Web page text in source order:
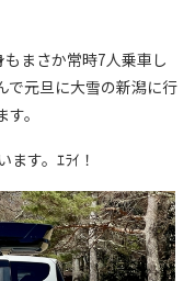
まさか常時7人乗車し
で元旦に大雪の新潟に行
。
す。ｴﾗｲ！